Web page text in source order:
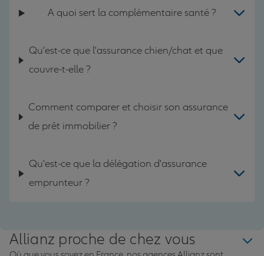
A quoi sert la complémentaire santé ?
Qu'est-ce que l'assurance chien/chat et que
couvre-t-elle ?
Comment comparer et choisir son assurance
de prêt immobilier ?
Qu'est-ce que la délégation d'assurance
emprunteur ?
Allianz proche de chez vous